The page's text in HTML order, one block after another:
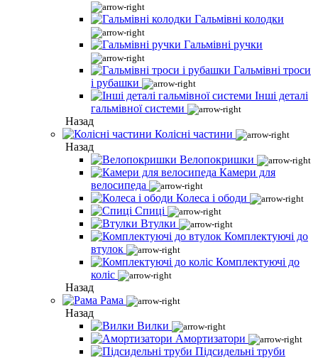
Гальмівні колодки
Гальмівні ручки
Гальмівні троси
і рубашки
Інші деталі
гальмівної системи
Назад
Колісні частини
Назад
Велопокришки
Камери для
велосипеда
Колеса і ободи
Спиці
Втулки
Комплектуючі до
втулок
Комплектуючі до
коліс
Назад
Рама
Назад
Вилки
Амортизатори
Підсидельні труби